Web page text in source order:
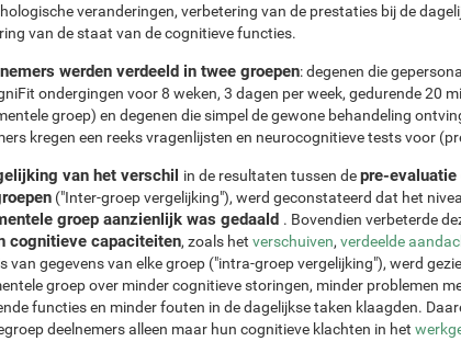
veranderingen, verbetering van de prestaties bij de
van de staat van de cognitieve functies.
werden verdeeld in twee groepen: degenen die
ondergingen voor 8 weken, 3 dagen per week, gedurende 20
groep) en degenen die simpel de gewone behandeling
kregen een reeks vragenlijsten en neurocognitieve tests voor
van het verschil in de resultaten tussen depre-evaluatie
("Inter-groep vergelijking"), werd geconstateerd dat het
groep aanzienlijk was gedaald . Bovendien verbeterde
cognitieve capaciteiten, zoals het verschuiven, verdeelde
van gegevens van elke groep ("intra-groep vergelijking"), werd
groep over minder cognitieve storingen, minder problemen
functies en minder fouten in de dagelijkse taken klaagden.
deelnemers alleen maar hun cognitieve klachten in het